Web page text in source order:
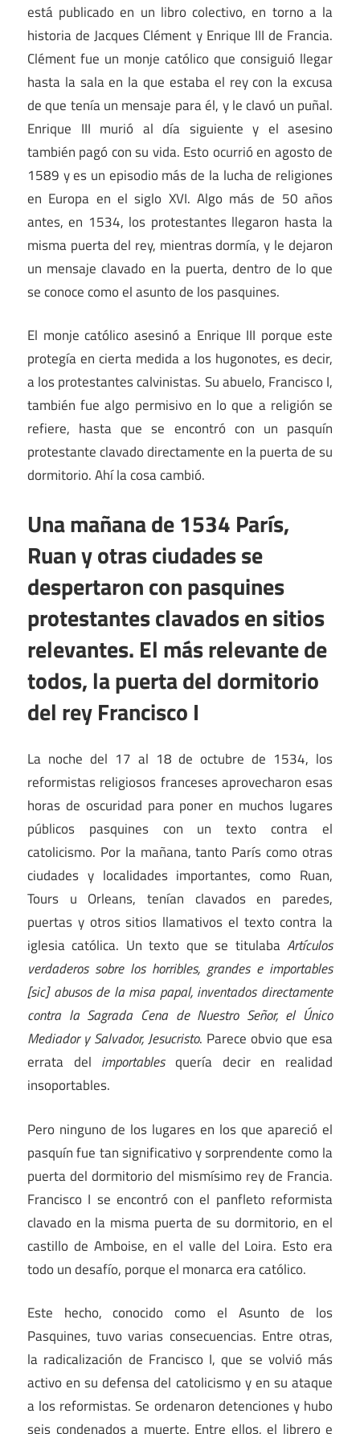
está publicado en un libro colectivo, en torno a la
historia de Jacques Clément y Enrique III de Francia.
Clément fue un monje católico que consiguió llegar
hasta la sala en la que estaba el rey con la excusa
de que tenía un mensaje para él, y le clavó un puñal.
Enrique III murió al día siguiente y el asesino
también pagó con su vida. Esto ocurrió en agosto de
1589 y es un episodio más de la lucha de religiones
en Europa en el siglo XVI. Algo más de 50 años
antes, en 1534, los protestantes llegaron hasta la
misma puerta del rey, mientras dormía, y le dejaron
un mensaje clavado en la puerta, dentro de lo que
se conoce como el asunto de los pasquines.
El monje católico asesinó a Enrique III porque este
protegía en cierta medida a los hugonotes, es decir,
a los protestantes calvinistas. Su abuelo, Francisco I,
también fue algo permisivo en lo que a religión se
refiere, hasta que se encontró con un pasquín
protestante clavado directamente en la puerta de su
dormitorio. Ahí la cosa cambió.
Una mañana de 1534 París,
Ruan y otras ciudades se
despertaron con pasquines
protestantes clavados en sitios
relevantes. El más relevante de
todos, la puerta del dormitorio
del rey Francisco I
La noche del 17 al 18 de octubre de 1534, los
reformistas religiosos franceses aprovecharon esas
horas de oscuridad para poner en muchos lugares
públicos pasquines con un texto contra el
catolicismo. Por la mañana, tanto París como otras
ciudades y localidades importantes, como Ruan,
Tours u Orleans, tenían clavados en paredes,
puertas y otros sitios llamativos el texto contra la
iglesia católica. Un texto que se titulaba Artículos
verdaderos sobre los horribles, grandes e importables
[sic] abusos de la misa papal, inventados directamente
contra la Sagrada Cena de Nuestro Señor, el Único
Mediador y Salvador, Jesucristo. Parece obvio que esa
errata del importablesquería decir en realidad
insoportables.
Pero ninguno de los lugares en los que apareció el
pasquín fue tan significativo y sorprendente como la
puerta del dormitorio del mismísimo rey de Francia.
Francisco I se encontró con el panfleto reformista
clavado en la misma puerta de su dormitorio, en el
castillo de Amboise, en el valle del Loira. Esto era
todo un desafío, porque el monarca era católico.
Este hecho, conocido como el Asunto de los
Pasquines, tuvo varias consecuencias. Entre otras,
la radicalización de Francisco I, que se volvió más
activo en su defensa del catolicismo y en su ataque
a los reformistas. Se ordenaron detenciones y hubo
seis condenados a muerte. Entre ellos, el librero e